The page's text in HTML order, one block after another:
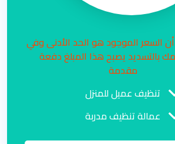
أن السعر الموجود هو الحد الأدنى وفي
بالتسديد يصبح هذا المبلغ دفعة
مقدمة
تنظيف عميل للمنزل
عمالة تنظيف مدربة